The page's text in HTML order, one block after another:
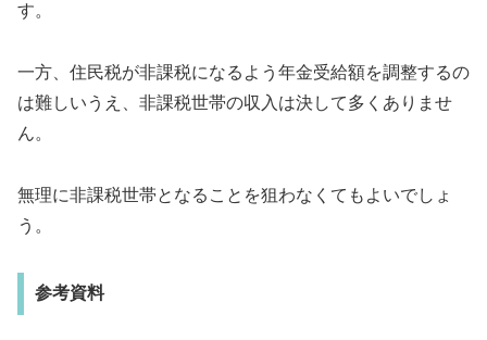
す。
一方、住民税が非課税になるよう年金受給額を調整するの
は難しいうえ、非課税世帯の収入は決して多くありませ
ん。
無理に非課税世帯となることを狙わなくてもよいでしょ
う。
参考資料